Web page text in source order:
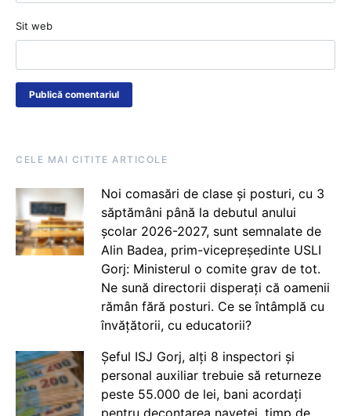
Sit web
CELE MAI CITITE ARTICOLE
Noi comasări de clase și posturi, cu 3
săptămâni până la debutul anului
școlar 2026-2027, sunt semnalate de
Alin Badea, prim-vicepreședinte USLI
Gorj: Ministerul o comite grav de tot.
Ne sună directorii disperați că oamenii
rămân fără posturi. Ce se întâmplă cu
învățătorii, cu educatorii?
Șeful ISJ Gorj, alți 8 inspectori și
personal auxiliar trebuie să returneze
peste 55.000 de lei, bani acordați
pentru decontarea navetei, timp de